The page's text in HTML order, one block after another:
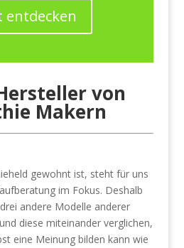
entdecken
von
Makern
gewohnt ist, steht für uns
im Fokus. Deshalb
andere Modelle anderer
diese miteinander verglichen,
eine Meinung bilden kann wie